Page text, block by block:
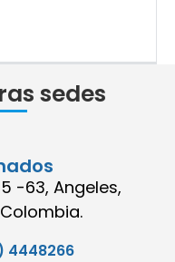
sedes
-63, Angeles,
4448266